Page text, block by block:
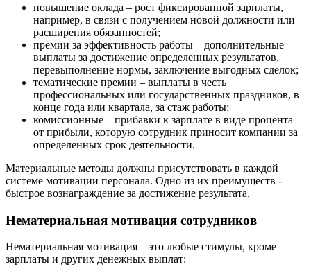
повышение оклада – рост фиксированной зарплаты,
например, в связи с получением новой должности или
расширения обязанностей;
премии за эффективность работы – дополнительные
выплаты за достижение определенных результатов,
перевыполнение нормы, заключение выгодных сделок;
тематические премии – выплаты в честь
профессиональных или государственных праздников, в
конце года или квартала, за стаж работы;
комиссионные – прибавки к зарплате в виде процента
от прибыли, которую сотрудник приносит компании за
определенных срок деятельности.
Материальные методы должны присутствовать в каждой
системе мотивации персонала. Одно из их преимуществ -
быстрое вознаграждение за достижение результата.
Нематериальная мотивация сотрудников
Нематериальная мотивация – это любые стимулы, кроме
зарплаты и других денежных выплат: